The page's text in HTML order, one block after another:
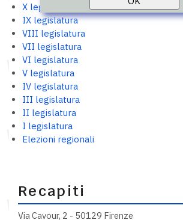
X legislatura
IX legislatura
VIII legislatura
VII legislatura
VI legislatura
V legislatura
IV legislatura
III legislatura
II legislatura
I legislatura
Elezioni regionali
Recapiti
Via Cavour, 2 - 50129 Firenze